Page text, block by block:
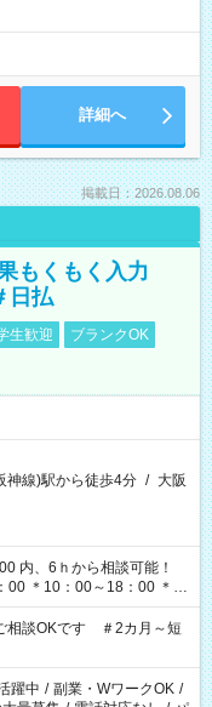
詳細へ
掲載日：2026.08.06
もくもく入力
日払
生歓迎
ブランクOK
神線)駅から徒歩4分 / 大阪
内、6ｈから相談可能！
00 ＊10：00～18：00 ＊
＊13：00～19：00
相談OKです ＃2カ月～短
躍中 / 副業・WワークOK /